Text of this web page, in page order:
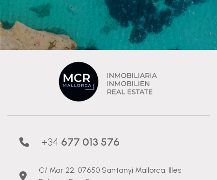
+34 677 013 576
C/ Mar 22, 07650 Santanyí Mallorca, Illes